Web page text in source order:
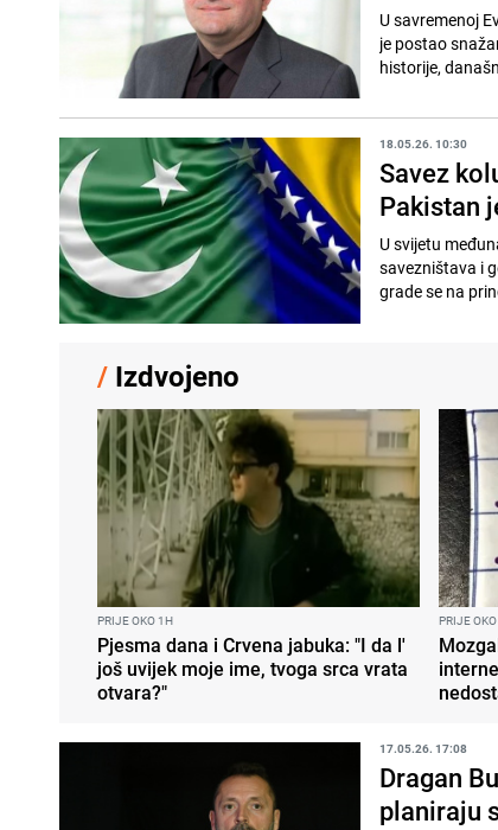
U savremenoj
je postao
historije,
18.05.26. 10:30
Savez
Pakistan
U svijetu
savezništava i
grade se na
/ Izdvojeno
PRIJE OKO 1H
Pjesma dana i Crvena jabuka: "I da l'
još uvijek moje ime, tvoga srca vrata
otvara?"
PRIJE
17.05.26. 17:08
Dragan
planiraju